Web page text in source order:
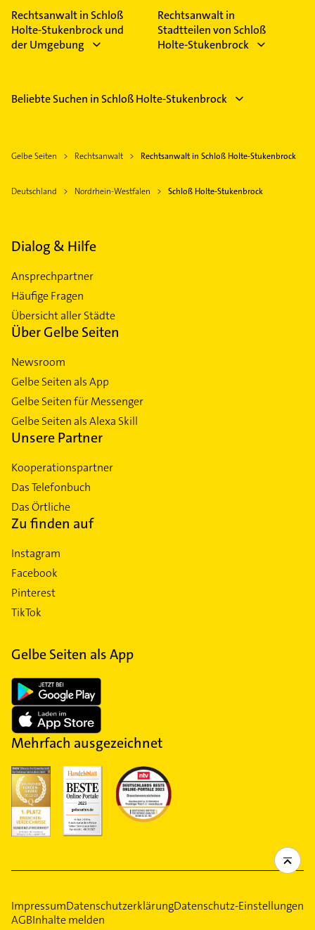
Rechtsanwalt in Schloß
Holte-Stukenbrock und
der Umgebung
Rechtsanwalt in
Stadtteilen von Schloß
Holte-Stukenbrock
Beliebte Suchen in Schloß Holte-Stukenbrock
Gelbe Seiten Rechtsanwalt Rechtsanwalt in Schloß Holte-Stukenbrock
Deutschland Nordrhein-Westfalen Schloß Holte-Stukenbrock
Dialog & Hilfe
Ansprechpartner
Häufige Fragen
Übersicht aller Städte
Über Gelbe Seiten
Newsroom
Gelbe Seiten als App
Gelbe Seiten für Messenger
Gelbe Seiten als Alexa Skill
Unsere Partner
Kooperationspartner
Das Telefonbuch
Das Örtliche
Zu finden auf
Instagram
Facebook
Pinterest
TikTok
Gelbe Seiten als App
Mehrfach ausgezeichnet
ImpressumDatenschutzerklärungDatenschutz-Einstellungen
AGBInhalte melden